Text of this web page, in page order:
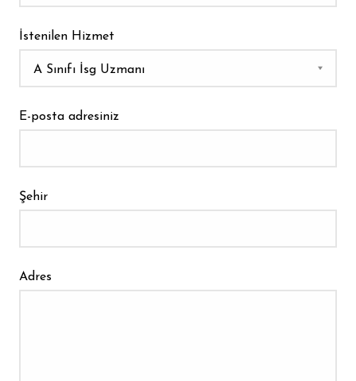
İstenilen Hizmet
E-posta adresiniz
Şehir
Adres